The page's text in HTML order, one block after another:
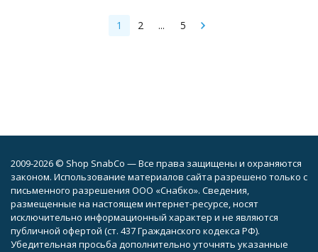
1 2 ... 5
2009-2026 © Shop SnabCo — Все права защищены и охраняются
законом. Использование материалов сайта разрешено только с
письменного разрешения ООО «Снабко». Сведения,
размещенные на настоящем интернет-ресурсе, носят
исключительно информационный характер и не являются
публичной офертой (ст. 437 Гражданского кодекса РФ).
Убедительная просьба дополнительно уточнять указанные